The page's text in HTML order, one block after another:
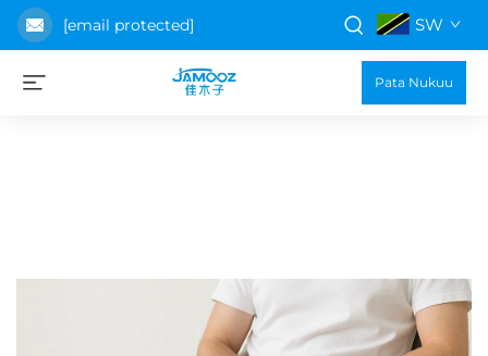
[email protected] SW
Pata Nukuu